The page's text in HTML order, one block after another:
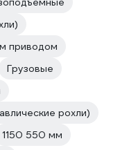
приводом
Грузовые
рохли)
1150 550 мм